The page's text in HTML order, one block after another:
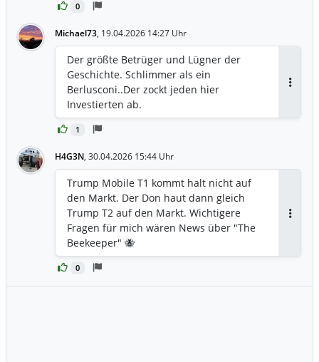
0
Michael73, 19.04.2026 14:27 Uhr
1
Der größte Betrüger und Lügner der
Geschichte. Schlimmer als ein
Berlusconi..Der zockt jeden hier
Investierten ab.
H4G3N, 30.04.2026 15:44 Uhr
0
Trump Mobile T1 kommt halt nicht auf
den Markt. Der Don haut dann gleich
Trump T2 auf den Markt. Wichtigere
Fragen für mich wären News über "The
Beekeeper" 🐝